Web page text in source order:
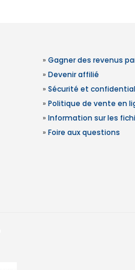
» Gagner des revenus
» Devenir affilié
» Sécurité et
» Politique de vente en
» Information sur les
» Foire aux questions